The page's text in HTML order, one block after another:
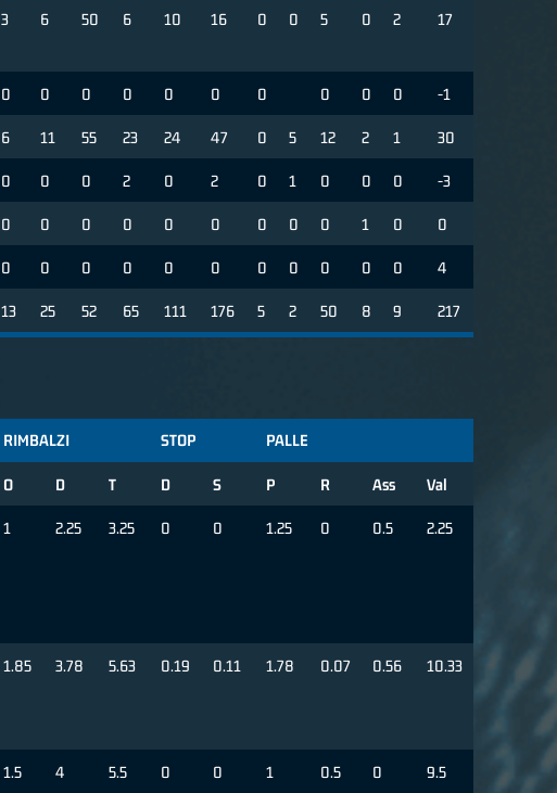
3 6 50 6 10 16 0 0 5 0 2 17
0 0 0 0 0 0 0 0 0 0 -1
6 11 55 23 24 47 0 5 12 2 1 30
0 0 0 2 0 2 0 1 0 0 0 -3
0 0 0 0 0 0 0 0 0 1 0 0
0 0 0 0 0 0 0 0 0 0 0 4
13 25 52 65 111 176 5 2 50 8 9 217
RIMBALZI STOP PALLE
O D T D S P R Ass Val
1 2.25 3.25 0 0 1.25 0 0.5 2.25
1.85 3.78 5.63 0.19 0.11 1.78 0.07 0.56 10.33
1.5 4 5.5 0 0 1 0.5 0 9.5